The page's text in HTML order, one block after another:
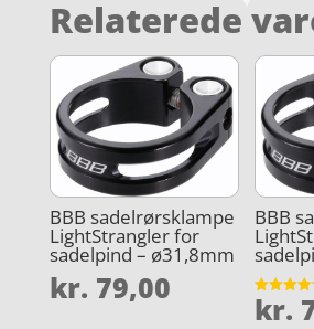
Relaterede
BBB sadelrørsklampe
LightStrangler for
sadelpind – ø31,8mm
kr. 79,00
BBB
Vurderet
4.7
kr.